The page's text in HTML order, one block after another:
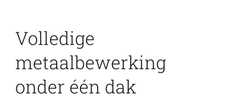
Volledige
metaalbewerking
onder één dak